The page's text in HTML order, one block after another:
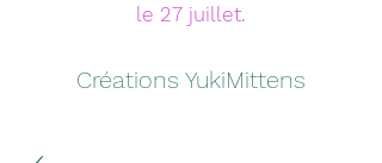
le 27 juillet.
Créations YukiMittens